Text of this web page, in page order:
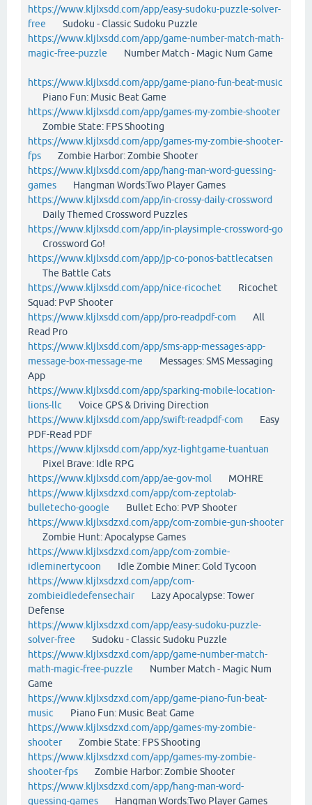
https://www.kljlxsdd.com/app/easy-sudoku-puzzle-solver-
free Sudoku - Classic Sudoku Puzzle
https://www.kljlxsdd.com/app/game-number-match-math-
magic-free-puzzle Number Match - Magic Num Game
https://www.kljlxsdd.com/app/game-piano-fun-beat-music
Piano Fun: Music Beat Game
https://www.kljlxsdd.com/app/games-my-zombie-shooter
Zombie State: FPS Shooting
https://www.kljlxsdd.com/app/games-my-zombie-shooter-
fps Zombie Harbor: Zombie Shooter
https://www.kljlxsdd.com/app/hang-man-word-guessing-
games Hangman Words:Two Player Games
https://www.kljlxsdd.com/app/in-crossy-daily-crossword
Daily Themed Crossword Puzzles
https://www.kljlxsdd.com/app/in-playsimple-crossword-go
Crossword Go!
https://www.kljlxsdd.com/app/jp-co-ponos-battlecatsen
The Battle Cats
https://www.kljlxsdd.com/app/nice-ricochet Ricochet
Squad: PvP Shooter
https://www.kljlxsdd.com/app/pro-readpdf-com All
Read Pro
https://www.kljlxsdd.com/app/sms-app-messages-app-
message-box-message-me Messages: SMS Messaging
App
https://www.kljlxsdd.com/app/sparking-mobile-location-
lions-llc Voice GPS & Driving Direction
https://www.kljlxsdd.com/app/swift-readpdf-com Easy
PDF-Read PDF
https://www.kljlxsdd.com/app/xyz-lightgame-tuantuan
Pixel Brave: Idle RPG
https://www.kljlxsdd.com/app/ae-gov-mol MOHRE
https://www.kljlxsdzxd.com/app/com-zeptolab-
bulletecho-google Bullet Echo: PVP Shooter
https://www.kljlxsdzxd.com/app/com-zombie-gun-shooter
Zombie Hunt: Apocalypse Games
https://www.kljlxsdzxd.com/app/com-zombie-
idleminertycoon Idle Zombie Miner: Gold Tycoon
https://www.kljlxsdzxd.com/app/com-
zombieidledefensechairLazy Apocalypse: Tower
Defense
https://www.kljlxsdzxd.com/app/easy-sudoku-puzzle-
solver-free Sudoku - Classic Sudoku Puzzle
https://www.kljlxsdzxd.com/app/game-number-match-
math-magic-free-puzzle Number Match - Magic Num
Game
https://www.kljlxsdzxd.com/app/game-piano-fun-beat-
music Piano Fun: Music Beat Game
https://www.kljlxsdzxd.com/app/games-my-zombie-
shooterZombie State: FPS Shooting
https://www.kljlxsdzxd.com/app/games-my-zombie-
shooter-fps Zombie Harbor: Zombie Shooter
https://www.kljlxsdzxd.com/app/hang-man-word-
guessing-games Hangman Words:Two Player Games